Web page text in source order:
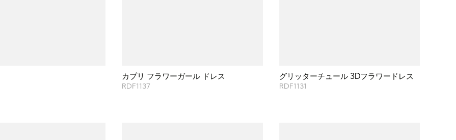
カプリ フラワーガール ドレス
RDF1137
グリッターチュール 3Dフラワードレス
RDF1131